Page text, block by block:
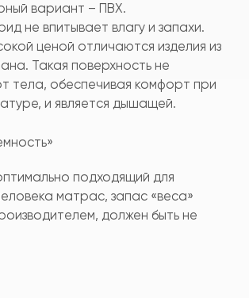
вариант – ПВХ.
не впитывает влагу и запахи.
ценой отличаются изделия из
Такая поверхность не
тела, обеспечивая комфорт при
и является дышащей.
подходящий для
матрас, запас «веса»
должен быть не